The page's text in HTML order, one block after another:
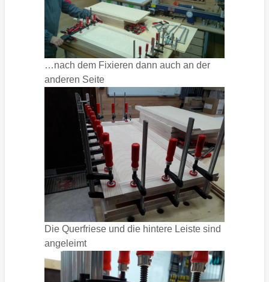
…nach dem Fixieren dann auch an der
anderen Seite
Die Querfriese und die hintere Leiste sind
angeleimt